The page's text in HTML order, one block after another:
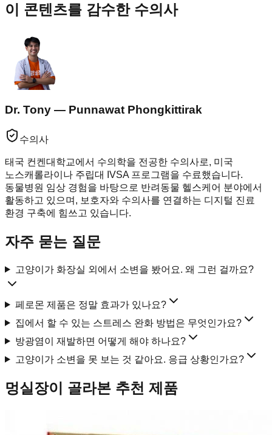
이 콘텐츠를 감수한 수의사
Dr. Tony — Punnawat Phongkittirak
수의사
태국 컨켄대학교에서 수의학을 전공한 수의사로, 미국
노스캐롤라이나 주립대 IVSA 프로그램을 수료했습니다.
동물병원 임상 경험을 바탕으로 반려동물 헬스케어 분야에서
활동하고 있으며, 보호자와 수의사를 연결하는 디지털 진료
환경 구축에 힘쓰고 있습니다.
자주 묻는 질문
고양이가 화장실 외에서 소변을 봤어요. 왜 그런 걸까요?
페로몬 제품은 정말 효과가 있나요?
집에서 할 수 있는 스트레스 완화 방법은 무엇인가요?
방광염이 재발하면 어떻게 해야 하나요?
고양이가 소변을 못 보는 것 같아요. 응급 상황인가요?
멍실장이 골라본 추천 제품